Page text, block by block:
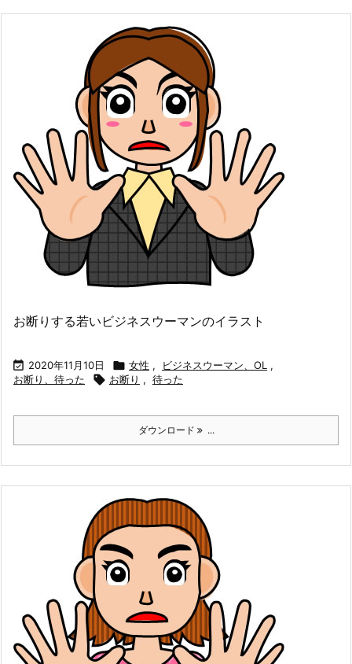
お断りする若いビジネスウーマンのイラスト
 2020年11月10日  女性 , ビジネスウーマン、OL ,
お断り、待った
 お断り , 待った
ダウンロード ...